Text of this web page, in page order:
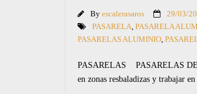
By escalerasaros 29/03/
PASARELA, PASARELA
PASARELAS ALUMINIO,
PASARELAS PASARELAS DE
en zonas resbaladizas y trabajar